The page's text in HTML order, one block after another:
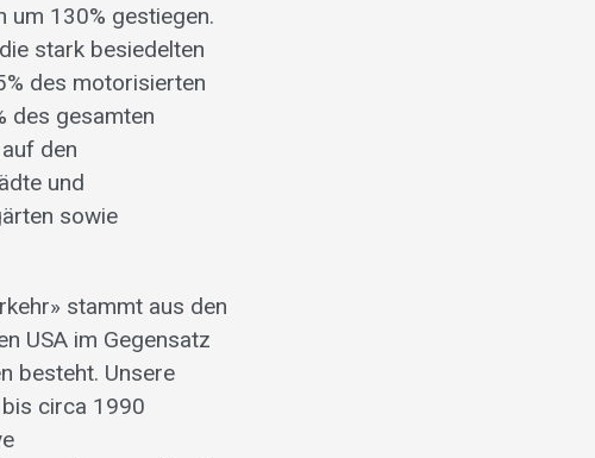
um 130% gestiegen.
stark besiedelten
des motorisierten
des gesamten
den
und
sowie
stammt aus den
USA im Gegensatz
besteht. Unsere
circa 1990